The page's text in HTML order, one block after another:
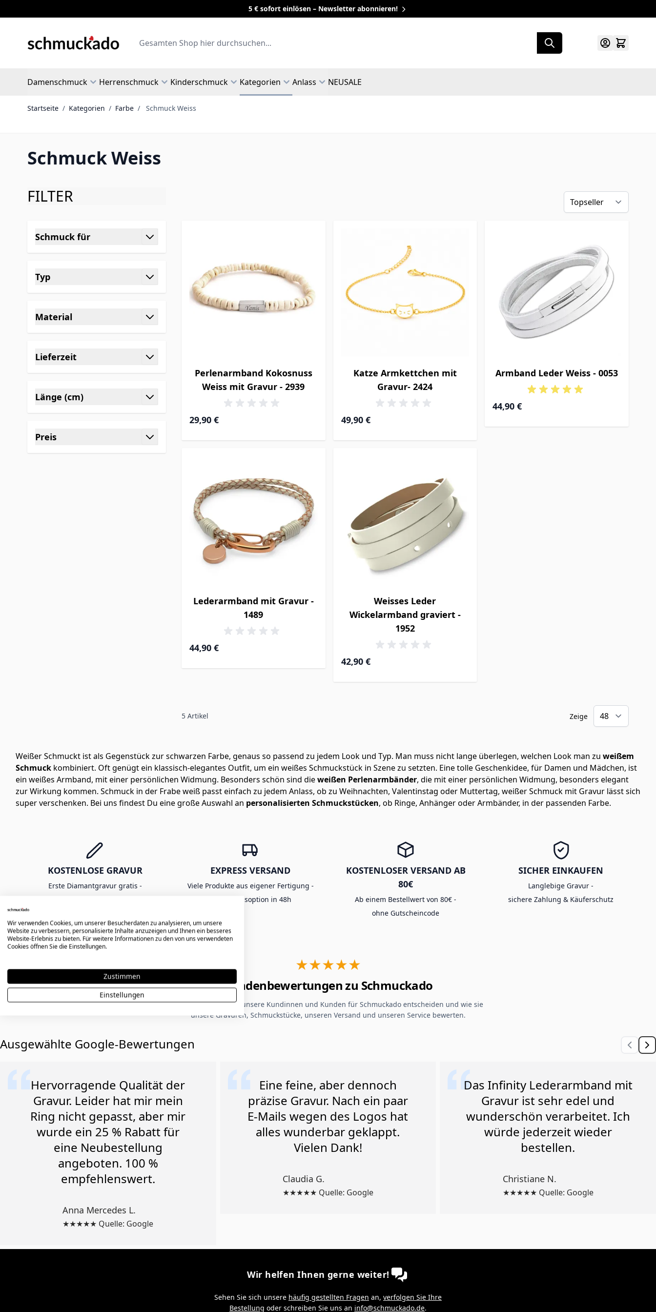
5 € sofort einlösen – Newsletter abonnieren!
Search
Damenschmuck Herrenschmuck Kinderschmuck Kategorien Anlass NEUSALE
Startseite / Kategorien / Farbe / Schmuck Weiss
Schmuck Weiss
FILTER
Schmuck für
Typ
Material
Lieferzeit
Länge (cm)
Preis
Perlenarmband Kokosnuss
Weiss mit Gravur - 2939
29,90 €
Katze Armkettchen mit
Gravur- 2424
49,90 €
Armband Leder Weiss - 0053
44,90 €
Lederarmband mit Gravur -
1489
44,90 €
Weisses Leder
Wickelarmband graviert -
1952
42,90 €
5 Artikel Zeige
Weißer Schmuckt ist als Gegenstück zur schwarzen Farbe, genaus so passend zu jedem Look und Typ. Man muss nicht lange überlegen, welchen Look man zu weißem
Schmuck kombiniert. Oft genügt ein klassisch-elegantes Outfit, um ein weißes Schmuckstück in Szene zu setzten. Eine tolle Geschenkidee, für Damen und Mädchen, ist
ein weißes Armband, mit einer persönlichen Widmung. Besonders schön sind dieweißen Perlenarmbänder, die mit einer persönlichen Widmung, besonders elegant
zur Wirkung kommen. Schmuck in der Frabe weiß passt einfach zu jedem Anlass, ob zu Weihnachten, Valentinstag oder Muttertag, weißer Schmuck mit Gravur lässt sich
super verschenken. Bei uns findest Du eine große Auswahl an personalisierten Schmuckstücken, ob Ringe, Anhänger oder Armbänder, in der passenden Farbe.
KOSTENLOSE GRAVUR
Erste Diamantgravur gratis -
EXPRESS VERSAND
Viele Produkte aus eigener Fertigung -
mit Expressoption in 48h
KOSTENLOSER VERSAND AB
80€
Ab einem Bestellwert von 80€ -
ohne Gutscheincode
SICHER EINKAUFEN
Langlebige Gravur -
sichere Zahlung & Käuferschutz
★★★★★
Kundenbewertungen zu Schmuckado
Erfahre, warum sich unsere Kundinnen und Kunden für Schmuckado entscheiden und wie sie
unsere Gravuren, Schmuckstücke, unseren Versand und unseren Service bewerten.
Ausgewählte Google-Bewertungen
Hervorragende Qualität der
Gravur. Leider hat mir mein
Ring nicht gepasst, aber mir
wurde ein 25 % Rabatt für
eine Neubestellung
angeboten. 100 %
empfehlenswert.
Anna Mercedes L.
★★★★★ Quelle: Google
Eine feine, aber dennoch
präzise Gravur. Nach ein paar
E-Mails wegen des Logos hat
alles wunderbar geklappt.
Vielen Dank!
Claudia G.
★★★★★ Quelle: Google
Das Infinity Lederarmband mit
Gravur ist sehr edel und
wunderschön verarbeitet. Ich
würde jederzeit wieder
bestellen.
Christiane N.
★★★★★ Quelle: Google
Wir helfen Ihnen gerne weiter!
Sehen Sie sich unsere häufig gestellten Fragen an, verfolgen Sie Ihre
Bestellung oder schreiben Sie uns an info@schmuckado.de.
Wir verwenden Cookies, um unserer Besucherdaten zu analysieren, um unsere
Website zu verbessern, personalisierte Inhalte anzuzeigen und Ihnen ein besseres
Website-Erlebnis zu bieten. Für weitere Informationen zu den von uns verwendeten
Cookies öffnen Sie die Einstellungen.
Zustimmen
Einstellungen